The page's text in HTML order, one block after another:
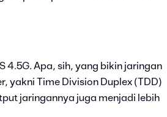
4.5G. Apa, sih, yang bikin jaringan
yakni Time Division Duplex (TDD)
jaringannya juga menjadi lebih